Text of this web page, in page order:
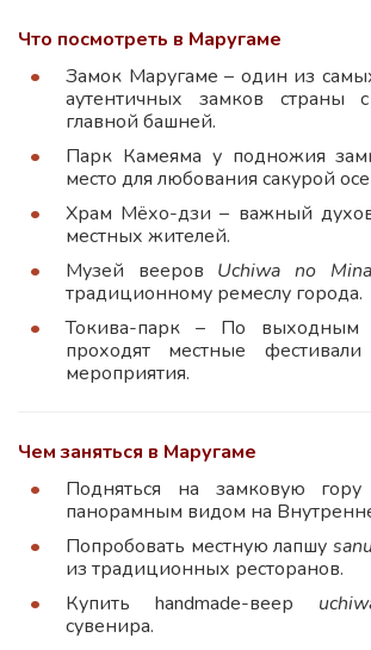
Что посмотреть в Маругаме
Замок Маругаме – один из
аутентичных замков страны
главной башней.
Парк Камеяма у подножия
место для любования сакурой
Храм Мёхо-дзи – важный
местных жителей.
Музей вееров Uchiwa no
традиционному ремеслу города.
Токива-парк – По выходным
проходят местные
мероприятия.
Чем заняться в Маругаме
Подняться на замковую гору
панорамным видом на
Попробовать местную лапшу
из традиционных ресторанов.
Купить handmade-веер
сувенира.